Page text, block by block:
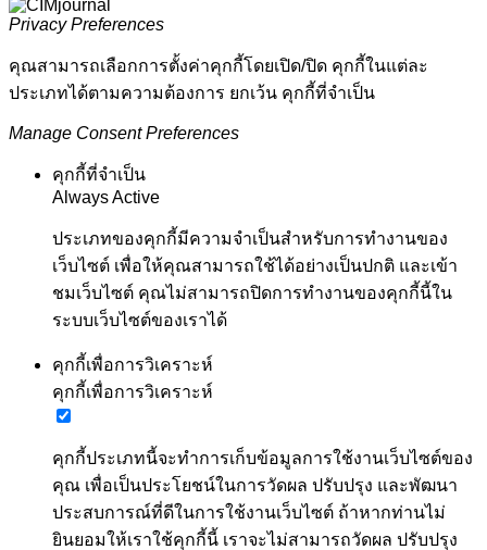
Privacy Preferences
คุณสามารถเลือกการตั้งค่าคุกกี้โดยเปิด/ปิด คุกกี้ในแต่ละ
ประเภทได้ตามความต้องการ ยกเว้น คุกกี้ที่จำเป็น
Manage Consent Preferences
คุกกี้ที่จำเป็น
Always Active
ประเภทของคุกกี้มีความจำเป็นสำหรับการทำงานของ
เว็บไซต์ เพื่อให้คุณสามารถใช้ได้อย่างเป็นปกติ และเข้า
ชมเว็บไซต์ คุณไม่สามารถปิดการทำงานของคุกกี้นี้ใน
ระบบเว็บไซต์ของเราได้
คุกกี้เพื่อการวิเคราะห์
คุกกี้เพื่อการวิเคราะห์
คุกกี้ประเภทนี้จะทำการเก็บข้อมูลการใช้งานเว็บไซต์ของ
คุณ เพื่อเป็นประโยชน์ในการวัดผล ปรับปรุง และพัฒนา
ประสบการณ์ที่ดีในการใช้งานเว็บไซต์ ถ้าหากท่านไม่
ยินยอมให้เราใช้คุกกี้นี้ เราจะไม่สามารถวัดผล ปรับปรุง